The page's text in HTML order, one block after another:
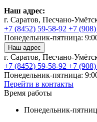
Наш адрес:
г. Саратов, Песчано-
+7 (8452) 59-58-92 +7
Понедельник-пятница:
Наш адрес
г. Саратов, Песчано-
+7 (8452) 59-58-92 +7
Понедельник-пятница:
Перейти в контакты
Время работы
Понедельник-